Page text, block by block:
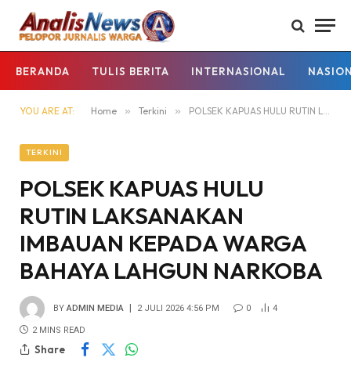
BERANDA TULIS BERITA INTERNASIONAL
YOU ARE AT: Home » Terkini » POLSEK KAPUAS HULU RUTIN LAKSANAKAN IMBAUAN KEPADA WARGA BAHAYA LAHGUN NARKOBA
TERKINI
POLSEK KAPUAS HULU
RUTIN LAKSANAKAN
IMBAUAN KEPADA WARGA
BAHAYA LAHGUN NARKOBA
BY ADMIN MEDIA 2 JULI 2026 4:56 PM 0 4
2 MINS READ
Share